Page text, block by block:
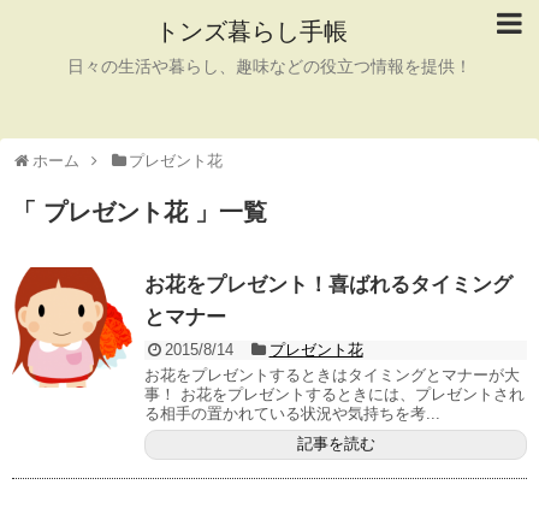
トンズ暮らし手帳
日々の生活や暮らし、趣味などの役立つ情報を提供！
ホーム プレゼント花
「 プレゼント花 」一覧
お花をプレゼント！喜ばれるタイミング
とマナー
2015/8/14
プレゼント花
お花をプレゼントするときはタイミングとマナーが大
事！ お花をプレゼントするときには、プレゼントされ
る相手の置かれている状況や気持ちを考...
記事を読む